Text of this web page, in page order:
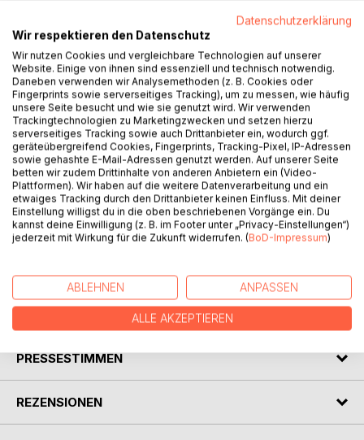
BESCHREIBUNG
Karl Wilhelm Lauterbach ist nicht nur ein deutscher
Mediziner, Gesundheitsökonom und Politiker (SPD). Er ist
seit dem 05. Februar 2002 auch Vereinsvorsitzender der
Schneckenfreunde Bobitz und und seit dem 8. Juli 2020
Ehrenvorsitzender des Tierparks Neustadt-Glewe in
Mecklenburg.
Dieses Buch zeigt Fakten über Lauterbach, die sonst weit
an der Öffentlichkeit vorbei verborgen liegen.
Haben Sie Spaß. Ich hatte es beim Zusammentragen.
PRESSESTIMMEN
REZENSIONEN
Datenschutzerklärung
Wir respektieren den Datenschutz
Wir nutzen Cookies und vergleichbare Technologien auf unserer
Website. Einige von ihnen sind essenziell und technisch notwendig.
Daneben verwenden wir Analysemethoden (z. B. Cookies oder
Fingerprints sowie serverseitiges Tracking), um zu messen, wie häufig
unsere Seite besucht und wie sie genutzt wird. Wir verwenden
Trackingtechnologien zu Marketingzwecken und setzen hierzu
serverseitiges Tracking sowie auch Drittanbieter ein, wodurch ggf.
geräteübergreifend Cookies, Fingerprints, Tracking-Pixel, IP-Adressen
sowie gehashte E-Mail-Adressen genutzt werden. Auf unserer Seite
betten wir zudem Drittinhalte von anderen Anbietern ein (Video-
Plattformen). Wir haben auf die weitere Datenverarbeitung und ein
etwaiges Tracking durch den Drittanbieter keinen Einfluss. Mit deiner
Einstellung willigst du in die oben beschriebenen Vorgänge ein. Du
kannst deine Einwilligung (z. B. im Footer unter „Privacy-Einstellungen“)
jederzeit mit Wirkung für die Zukunft widerrufen. (BoD-Impressum)
ABLEHNEN ANPASSEN
ALLE AKZEPTIEREN